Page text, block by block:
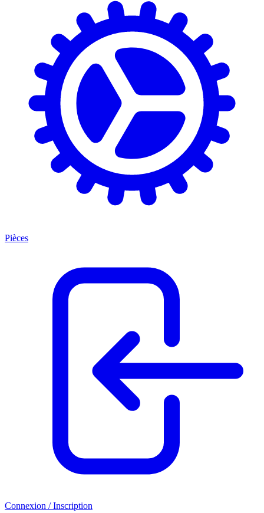
Pièces
Connexion / Inscription